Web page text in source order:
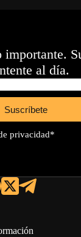
importante.
al día.
Suscríbete
privacidad*